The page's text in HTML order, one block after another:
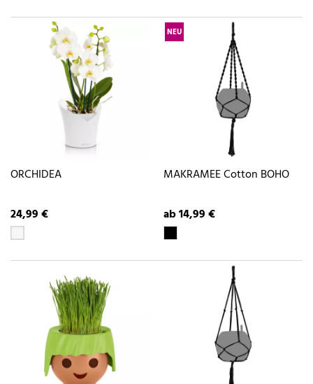
ORCHIDEA
24,99 €
NEU
MAKRAMEE Cotton BOHO
ab 14,99 €